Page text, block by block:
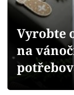
Přihlášení
Sledujte nás
Vyrobte
na